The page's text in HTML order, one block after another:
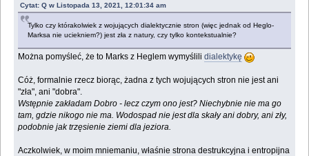
Cytat: Q w Listopada 13, 2021, 12:01:34 am
Tylko czy którakolwiek z wojujących dialektycznie stron (więc jednak od Heglo-
Marksa nie uciekniem?) jest zła z natury, czy tylko kontekstualnie?
Można pomyśleć, że to Marks z Heglem wymyślilidialektykę
Cóż, formalnie rzecz biorąc, żadna z tych wojujących stron nie jest ani
"zła", ani "dobra".
Wstępnie zakładam Dobro - lecz czym ono jest? Niechybnie nie ma go
tam, gdzie nikogo nie ma. Wodospad nie jest dla skały ani dobry, ani zły,
podobnie jak trzęsienie ziemi dla jeziora.
Aczkolwiek, w moim mniemaniu, właśnie strona destrukcyjna i entropijna